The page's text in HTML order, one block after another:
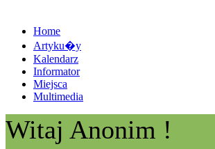
Home
Artyku�y
Kalendarz
Informator
Miejsca
Multimedia
Witaj Anonim !